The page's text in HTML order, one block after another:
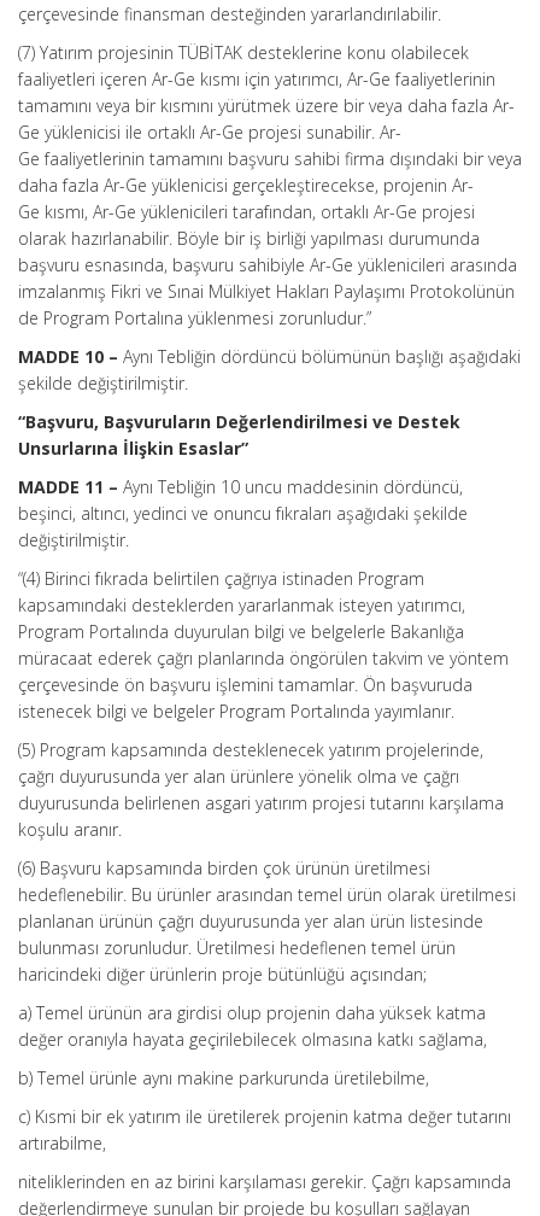
çerçevesinde finansman desteğinden yararlandırılabilir.
(7) Yatırım projesinin TÜBİTAK desteklerine konu olabilecek
faaliyetleri içeren Ar-Ge kısmı için yatırımcı, Ar-Ge faaliyetlerinin
tamamını veya bir kısmını yürütmek üzere bir veya daha fazla Ar-
Ge yüklenicisi ile ortaklı Ar-Ge projesi sunabilir. Ar-
Ge faaliyetlerinin tamamını başvuru sahibi firma dışındaki bir veya
daha fazla Ar-Ge yüklenicisi gerçekleştirecekse, projenin Ar-
Ge kısmı, Ar-Ge yüklenicileri tarafından, ortaklı Ar-Ge projesi
olarak hazırlanabilir. Böyle bir iş birliği yapılması durumunda
başvuru esnasında, başvuru sahibiyle Ar-Ge yüklenicileri arasında
imzalanmış Fikri ve Sınai Mülkiyet Hakları Paylaşımı Protokolünün
de Program Portalına yüklenmesi zorunludur.”
MADDE 10 – Aynı Tebliğin dördüncü bölümünün başlığı aşağıdaki
şekilde değiştirilmiştir.
“Başvuru, Başvuruların Değerlendirilmesi ve Destek
Unsurlarına İlişkin Esaslar”
MADDE 11 – Aynı Tebliğin 10 uncu maddesinin dördüncü,
beşinci, altıncı, yedinci ve onuncu fıkraları aşağıdaki şekilde
değiştirilmiştir.
“(4) Birinci fıkrada belirtilen çağrıya istinaden Program
kapsamındaki desteklerden yararlanmak isteyen yatırımcı,
Program Portalında duyurulan bilgi ve belgelerle Bakanlığa
müracaat ederek çağrı planlarında öngörülen takvim ve yöntem
çerçevesinde ön başvuru işlemini tamamlar. Ön başvuruda
istenecek bilgi ve belgeler Program Portalında yayımlanır.
(5) Program kapsamında desteklenecek yatırım projelerinde,
çağrı duyurusunda yer alan ürünlere yönelik olma ve çağrı
duyurusunda belirlenen asgari yatırım projesi tutarını karşılama
koşulu aranır.
(6) Başvuru kapsamında birden çok ürünün üretilmesi
hedeflenebilir. Bu ürünler arasından temel ürün olarak üretilmesi
planlanan ürünün çağrı duyurusunda yer alan ürün listesinde
bulunması zorunludur. Üretilmesi hedeflenen temel ürün
haricindeki diğer ürünlerin proje bütünlüğü açısından;
a) Temel ürünün ara girdisi olup projenin daha yüksek katma
değer oranıyla hayata geçirilebilecek olmasına katkı sağlama,
b) Temel ürünle aynı makine parkurunda üretilebilme,
c) Kısmi bir ek yatırım ile üretilerek projenin katma değer tutarını
artırabilme,
niteliklerinden en az birini karşılaması gerekir. Çağrı kapsamında
değerlendirmeye sunulan bir projede bu koşulları sağlayan